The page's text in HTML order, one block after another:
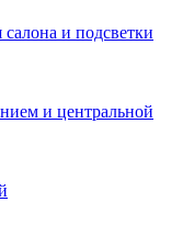
и подсветки
и центральной